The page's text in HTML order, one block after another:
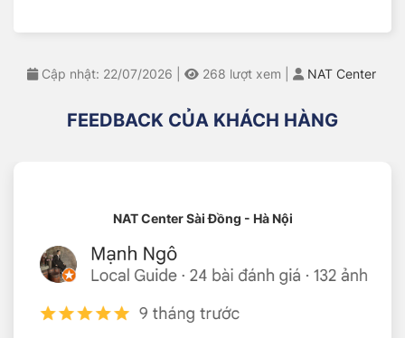
13: Đường kính mâm 13 inch
: Lốp thương mại chuyên chở
88/86: Chỉ số tải kép (đơn/đôi)
Phù hợp xe tải nhẹ chạy hàng, xe bán tải
nhỏ
R: Chỉ số tốc độ tối đa 170 km/h
8PR
Cập nhật: 22/07/2026 268 lượt xem NAT Center
FEEDBACK CỦA KHÁCH HÀNG
NAT Center Sài Đồng - Hà Nội